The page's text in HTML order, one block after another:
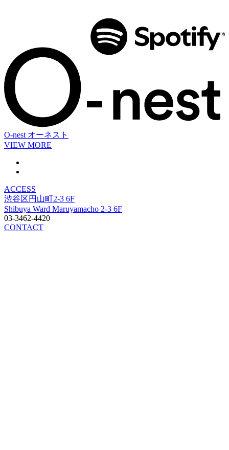
O-nest オーネスト
VIEW MORE
ACCESS
渋谷区円山町2-3 6F
Shibuya Ward Maruyamacho 2-3 6F
03-3462-4420
CONTACT